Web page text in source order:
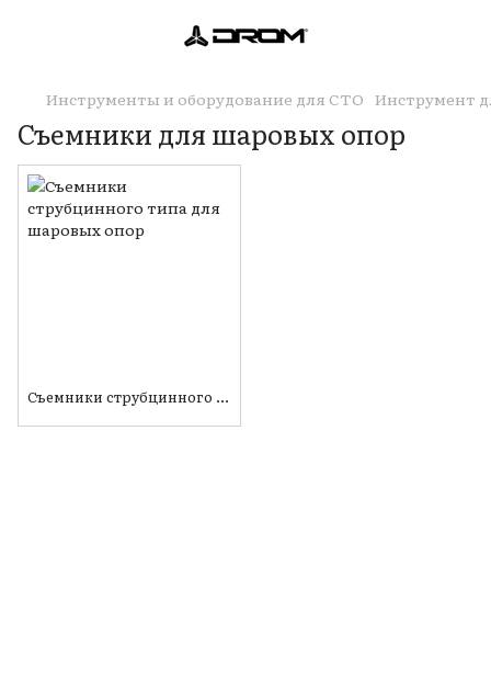
Инструменты и оборудование для СТО Инструмент
Съемники для шаровых опор
Съемники струбцинного типа для шаровых опор